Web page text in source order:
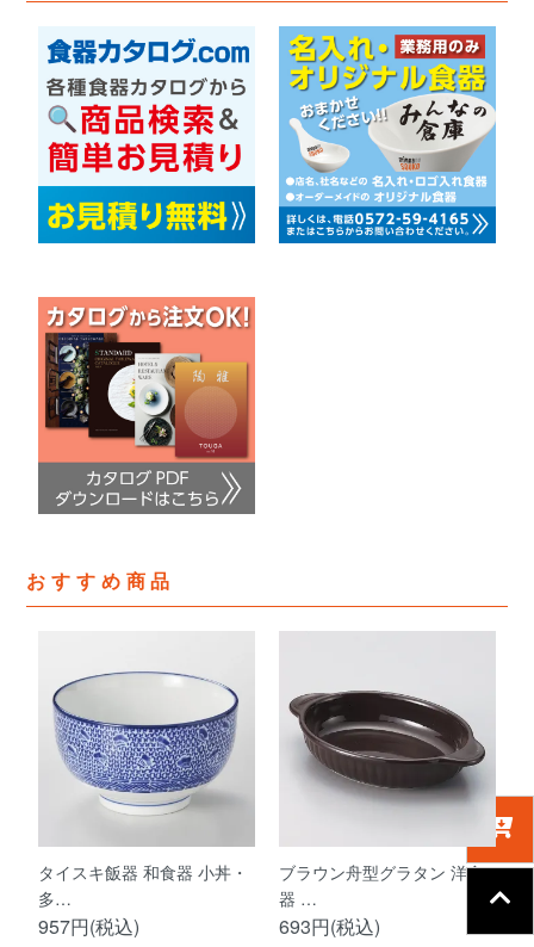
おすすめ商品
タイスキ飯器 和食器 小丼・
多…
957円(税込)
ブラウン舟型グラタン 洋食
器 …
693円(税込)